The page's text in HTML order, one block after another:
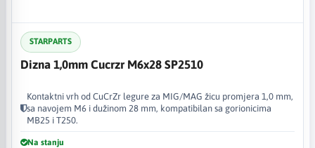
STARPARTS
Dizna 1,0mm Cucrzr M6x28 SP2510
Kontaktni vrh od CuCrZr legure za MIG/MAG žicu promjera 1,0 mm,
sa navojem M6 i dužinom 28 mm, kompatibilan sa gorionicima
MB25 i T250.
Na stanju